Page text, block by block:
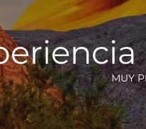
MUY